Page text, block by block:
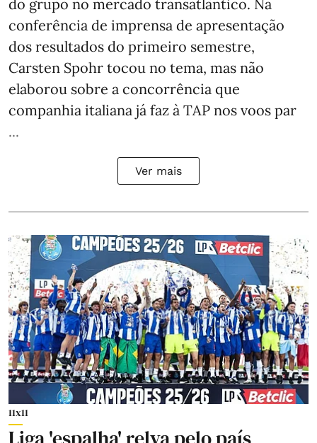
do grupo no mercado transatlântico. Na
conferência de imprensa de apresentação
dos resultados do primeiro semestre,
Carsten Spohr tocou no tema, mas não
elaborou sobre a concorrência que
companhia italiana já faz à TAP nos voos par
...
Ver mais
11x11